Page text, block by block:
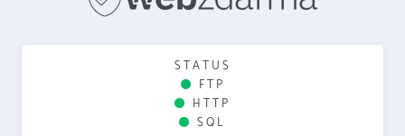
STATUS
FTP
HTTP
SQL